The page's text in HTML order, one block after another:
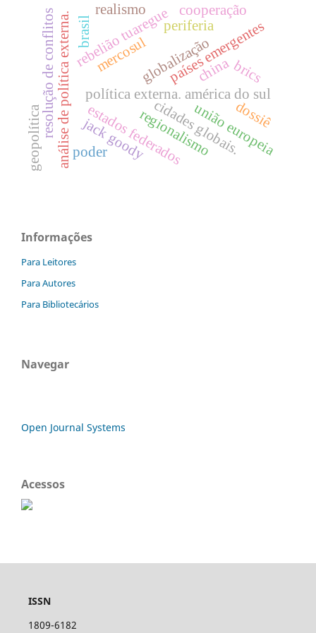
regionalismo
política externa. américa do sul
mercosul
análise de política externa. estados federados
rebelião tuaregue
resolução de conflitos
jack goody
globalização
países emergentes
cidades globais.
união europeia
brasil
chinabrics
periferia
poder
realismo
geopolítica
cooperação
dossiê
Informações
Para Leitores
Para Autores
Para Bibliotecários
Navegar
Open Journal Systems
Acessos
ISSN
1809-6182